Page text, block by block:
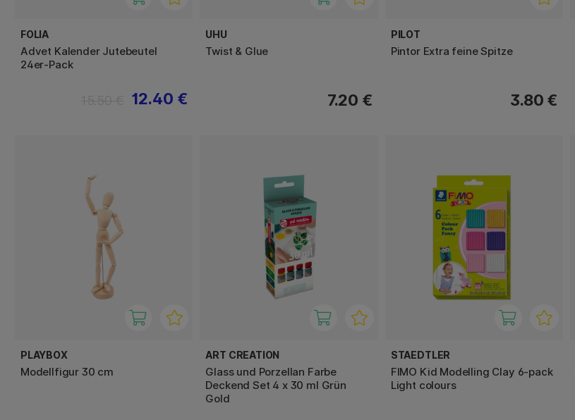
FOLIA
Advet Kalender Jutebeutel
24er-Pack
12.40 €
UHU
Twist & Glue
7.20 €
PILOT
Pintor Extra feine Spitze
3.80 €
PLAYBOX
Modellfigur 30 cm
ART CREATION
Glass und Porzellan Farbe
Deckend Set 4 x 30 ml Grün
Gold
STAEDTLER
FIMO Kid Modelling Clay 6-pack
Light colours